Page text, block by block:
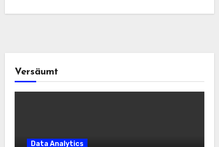
Versäumt
Data Analytics